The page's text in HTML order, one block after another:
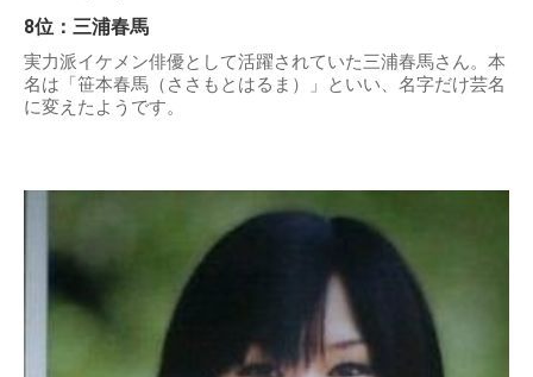
8位：三浦春馬
実力派イケメン俳優として活躍されていた三浦春馬さん。本
名は「笹本春馬（ささもとはるま）」といい、名字だけ芸名
に変えたようです。